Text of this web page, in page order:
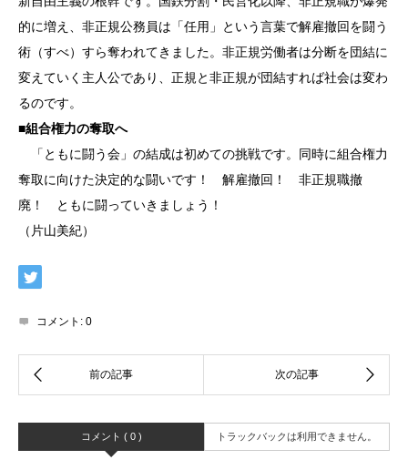
的に増え、非正規公務員は「任用」という言葉で解雇撤回を闘う
術（すべ）すら奪われてきました。非正規労働者は分断を団結に
変えていく主人公であり、正規と非正規が団結すれば社会は変わ
るのです。
■組合権力の奪取へ
「ともに闘う会」の結成は初めての挑戦です。同時に組合権力
奪取に向けた決定的な闘いです！ 解雇撤回！ 非正規職撤
廃！ ともに闘っていきましょう！
（片山美紀）
コメント: 0
コメント ( 0 ) トラックバックは利用できません。